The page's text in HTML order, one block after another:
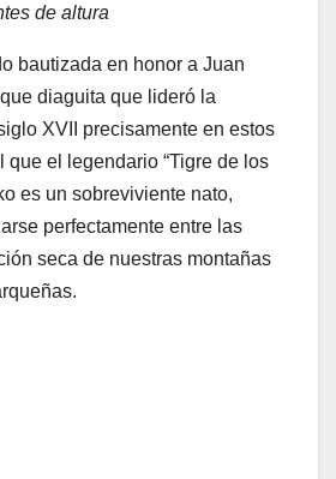
de altura
bautizada en honor a Juan
diaguita que lideró la
XVII precisamente en estos
que el legendario “Tigre de los
es un sobreviviente nato,
perfectamente entre las
seca de nuestras montañas